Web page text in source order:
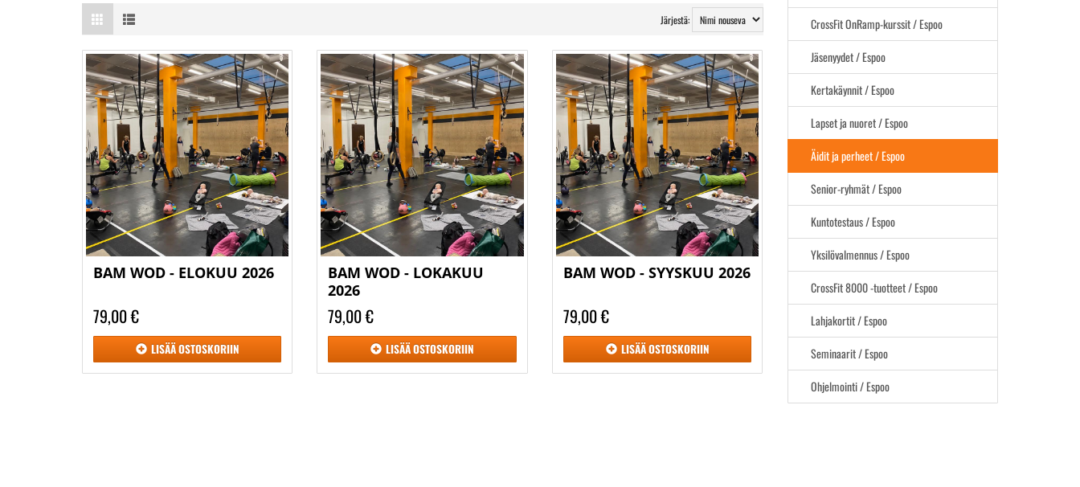
CrossFit OnRamp-kurssit / Espoo
Jäsenyydet / Espoo
Kertakäynnit / Espoo
Lapset ja nuoret / Espoo
Äidit ja perheet / Espoo
Senior-ryhmät / Espoo
Kuntotestaus / Espoo
Yksilövalmennus / Espoo
CrossFit 8000 -tuotteet / Espoo
Lahjakortit / Espoo
Seminaarit / Espoo
Ohjelmointi / Espoo
Järjestä:
BAM WOD - ELOKUU 2026
79,00 €
LISÄÄOSTOSKORIIN
BAM WOD - LOKAKUU
2026
79,00 €
LISÄÄOSTOSKORIIN
BAM WOD - SYYSKUU 2026
79,00 €
LISÄÄOSTOSKORIIN